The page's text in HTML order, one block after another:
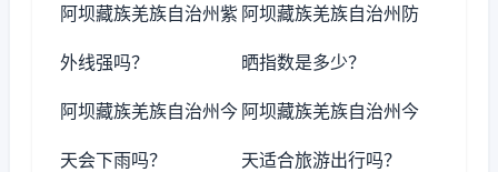
阿坝藏族羌族自治州紫
外线强吗？
阿坝藏族羌族自治州防
晒指数是多少？
阿坝藏族羌族自治州今
天会下雨吗？
阿坝藏族羌族自治州今
天适合旅游出行吗？